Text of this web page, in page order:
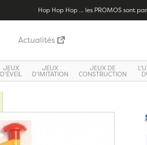
Hop Hop Hop ... les PROMOS sont
Actualités
JEUX
D'ÉVEIL
JEUX
D'IMITATION
JEUX DE
CONSTRUCTION
Zoom